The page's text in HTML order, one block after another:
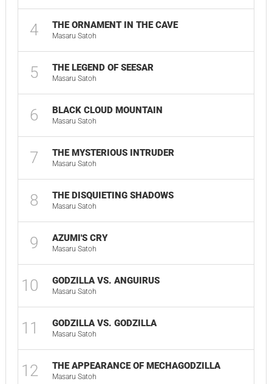
4 THE ORNAMENT IN THE CAVE
Masaru Satoh
5 THE LEGEND OF SEESAR
Masaru Satoh
6 BLACK CLOUD MOUNTAIN
Masaru Satoh
7 THE MYSTERIOUS INTRUDER
Masaru Satoh
8 THE DISQUIETING SHADOWS
Masaru Satoh
9 AZUMI'S CRY
Masaru Satoh
10 GODZILLA VS. ANGUIRUS
Masaru Satoh
11 GODZILLA VS. GODZILLA
Masaru Satoh
12 THE APPEARANCE OF MECHAGODZILLA
Masaru Satoh